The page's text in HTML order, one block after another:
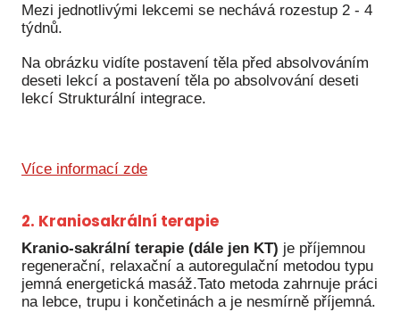
Mezi jednotlivými lekcemi se nechává rozestup 2 - 4
týdnů.
Na obrázku vidíte postavení těla před absolvováním
deseti lekcí a postavení těla po absolvování deseti
lekcí Strukturální integrace.
Více informací zde
2. Kraniosakrální terapie
Kranio-sakrální terapie (dále jen KT) je příjemnou
regenerační, relaxační a autoregulační metodou typu
jemná energetická masáž.Tato metoda zahrnuje práci
na lebce, trupu i končetinách a je nesmírně příjemná.